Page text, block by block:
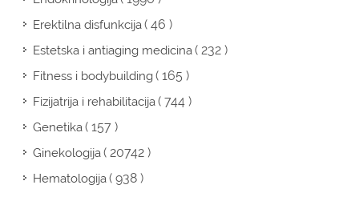
Erektilna disfunkcija( 46 )
Estetska i antiaging medicina( 232 )
Fitness i bodybuilding( 165 )
Fizijatrija i rehabilitacija( 744 )
Genetika( 157 )
Ginekologija( 20742 )
Hematologija( 938 )